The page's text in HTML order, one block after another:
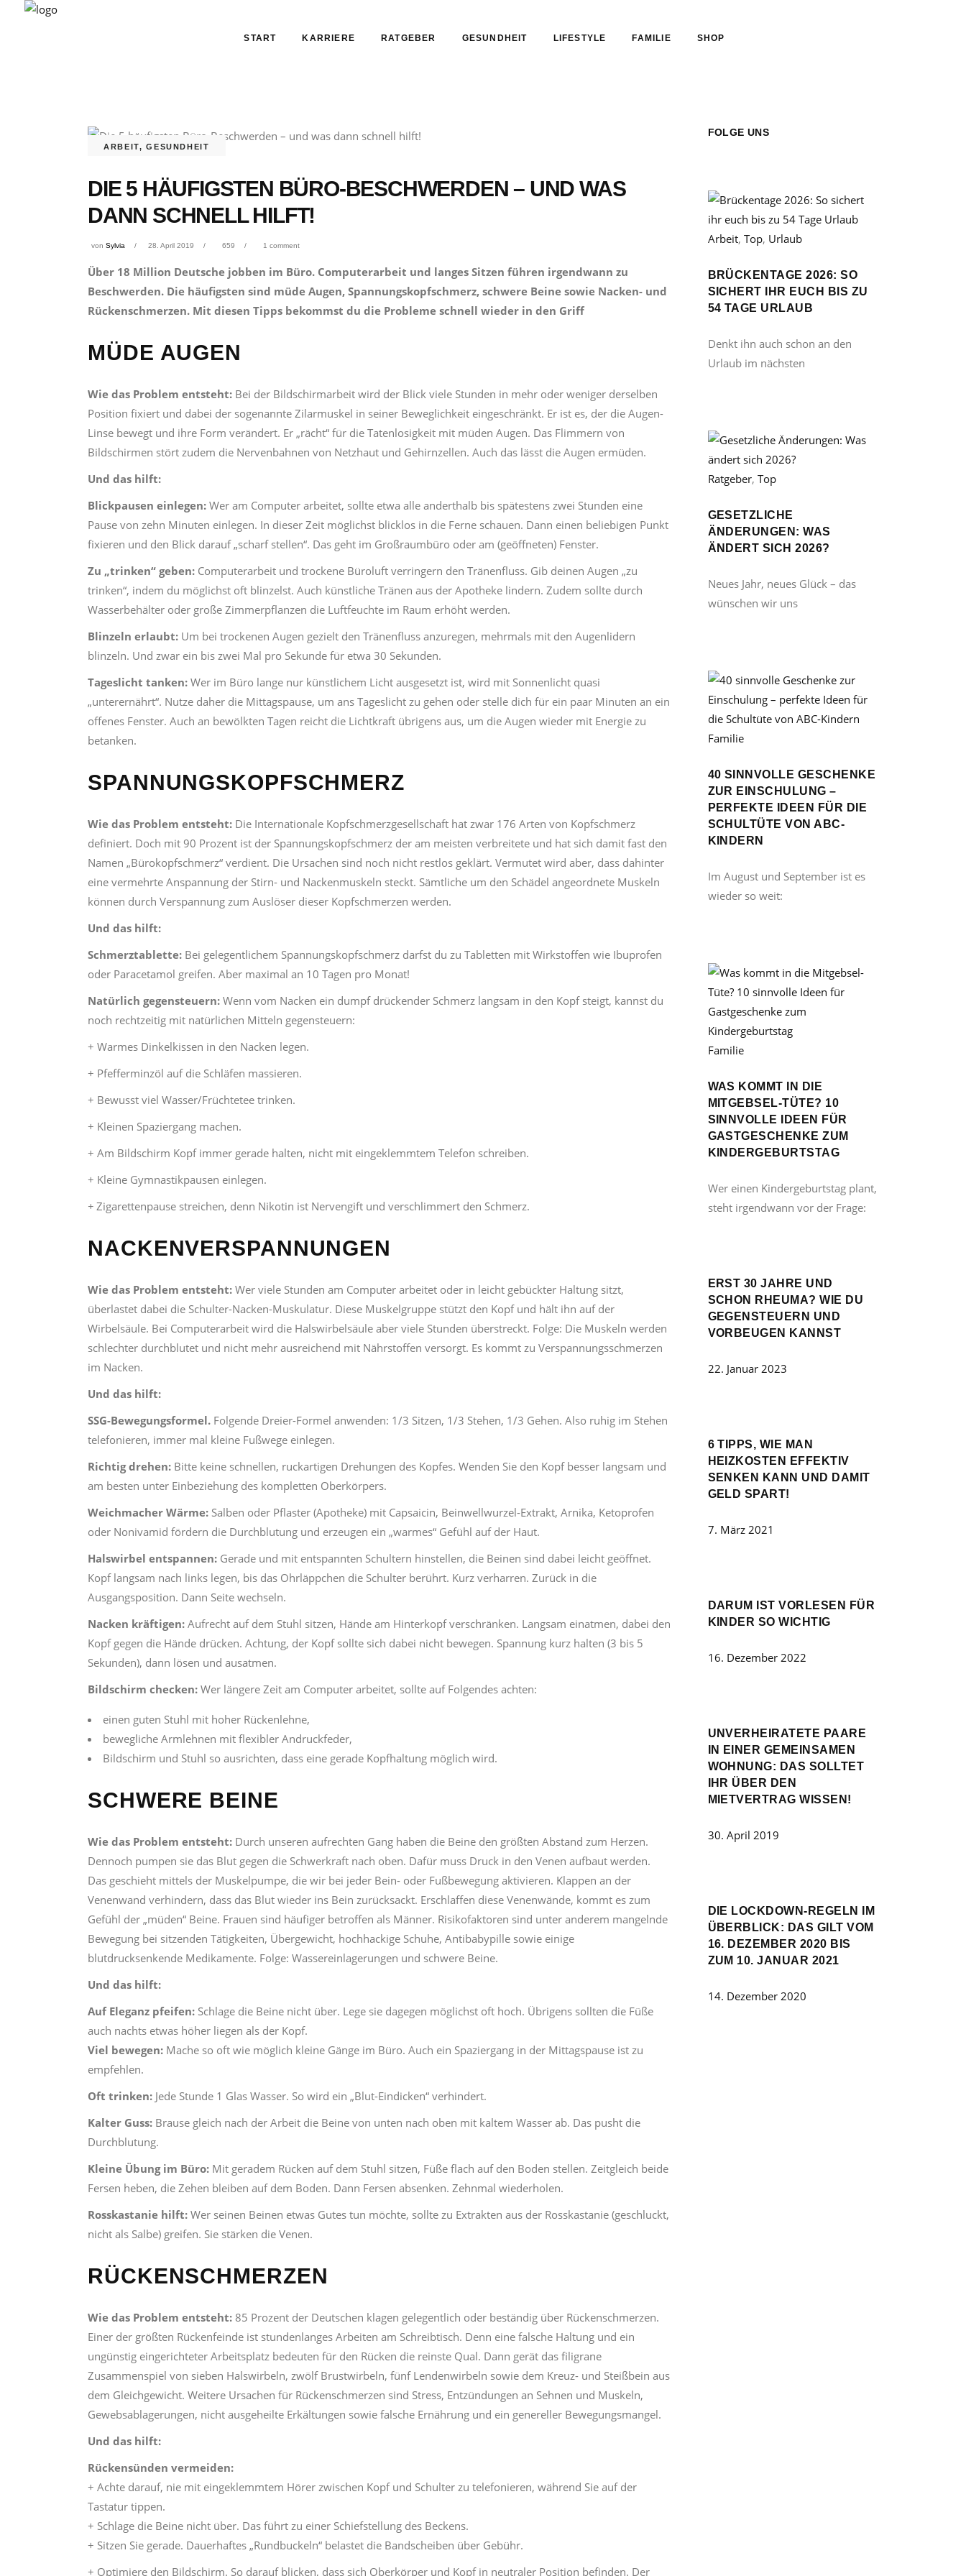
START KARRIERE RATGEBER GESUNDHEIT LIFESTYLE FAMILIE SHOP
ARBEIT,GESUNDHEIT
DIE 5 HÄUFIGSTEN BÜRO-BESCHWERDEN – UND WAS
DANN SCHNELL HILFT!
von Sylvia 28. April 2019 659 1 comment
Über 18 Million Deutsche jobben im Büro. Computerarbeit und langes Sitzen führen irgendwann zu
Beschwerden. Die häufigsten sind müde Augen, Spannungskopfschmerz, schwere Beine sowie Nacken- und
Rückenschmerzen. Mit diesen Tipps bekommst du die Probleme schnell wieder in den Griff
MÜDE AUGEN
Wie das Problem entsteht: Bei der Bildschirmarbeit wird der Blick viele Stunden in mehr oder weniger derselben
Position fixiert und dabei der sogenannte Zilarmuskel in seiner Beweglichkeit eingeschränkt. Er ist es, der die Augen-
Linse bewegt und ihre Form verändert. Er „rächt“ für die Tatenlosigkeit mit müden Augen. Das Flimmern von
Bildschirmen stört zudem die Nervenbahnen von Netzhaut und Gehirnzellen. Auch das lässt die Augen ermüden.
Und das hilft:
Blickpausen einlegen: Wer am Computer arbeitet, sollte etwa alle anderthalb bis spätestens zwei Stunden eine
Pause von zehn Minuten einlegen. In dieser Zeit möglichst blicklos in die Ferne schauen. Dann einen beliebigen Punkt
fixieren und den Blick darauf „scharf stellen“. Das geht im Großraumbüro oder am (geöffneten) Fenster.
Zu „trinken“ geben: Computerarbeit und trockene Büroluft verringern den Tränenfluss. Gib deinen Augen „zu
trinken“, indem du möglichst oft blinzelst. Auch künstliche Tränen aus der Apotheke lindern. Zudem sollte durch
Wasserbehälter oder große Zimmerpflanzen die Luftfeuchte im Raum erhöht werden.
Blinzeln erlaubt: Um bei trockenen Augen gezielt den Tränenfluss anzuregen, mehrmals mit den Augenlidern
blinzeln. Und zwar ein bis zwei Mal pro Sekunde für etwa 30 Sekunden.
Tageslicht tanken: Wer im Büro lange nur künstlichem Licht ausgesetzt ist, wird mit Sonnenlicht quasi
„unterernährt“. Nutze daher die Mittagspause, um ans Tageslicht zu gehen oder stelle dich für ein paar Minuten an ein
offenes Fenster. Auch an bewölkten Tagen reicht die Lichtkraft übrigens aus, um die Augen wieder mit Energie zu
betanken.
SPANNUNGSKOPFSCHMERZ
Wie das Problem entsteht: Die Internationale Kopfschmerzgesellschaft hat zwar 176 Arten von Kopfschmerz
definiert. Doch mit 90 Prozent ist der Spannungskopfschmerz der am meisten verbreitete und hat sich damit fast den
Namen „Bürokopfschmerz“ verdient. Die Ursachen sind noch nicht restlos geklärt. Vermutet wird aber, dass dahinter
eine vermehrte Anspannung der Stirn- und Nackenmuskeln steckt. Sämtliche um den Schädel angeordnete Muskeln
können durch Verspannung zum Auslöser dieser Kopfschmerzen werden.
Und das hilft:
Schmerztablette: Bei gelegentlichem Spannungskopfschmerz darfst du zu Tabletten mit Wirkstoffen wie Ibuprofen
oder Paracetamol greifen. Aber maximal an 10 Tagen pro Monat!
Natürlich gegensteuern: Wenn vom Nacken ein dumpf drückender Schmerz langsam in den Kopf steigt, kannst du
noch rechtzeitig mit natürlichen Mitteln gegensteuern:
+ Warmes Dinkelkissen in den Nacken legen.
+ Pfefferminzöl auf die Schläfen massieren.
+ Bewusst viel Wasser/Früchtetee trinken.
+ Kleinen Spaziergang machen.
+ Am Bildschirm Kopf immer gerade halten, nicht mit eingeklemmtem Telefon schreiben.
+ Kleine Gymnastikpausen einlegen.
+ Zigarettenpause streichen, denn Nikotin ist Nervengift und verschlimmert den Schmerz.
NACKENVERSPANNUNGEN
Wie das Problem entsteht: Wer viele Stunden am Computer arbeitet oder in leicht gebückter Haltung sitzt,
überlastet dabei die Schulter-Nacken-Muskulatur. Diese Muskelgruppe stützt den Kopf und hält ihn auf der
Wirbelsäule. Bei Computerarbeit wird die Halswirbelsäule aber viele Stunden überstreckt. Folge: Die Muskeln werden
schlechter durchblutet und nicht mehr ausreichend mit Nährstoffen versorgt. Es kommt zu Verspannungsschmerzen
im Nacken.
Und das hilft:
SSG-Bewegungsformel. Folgende Dreier-Formel anwenden: 1/3 Sitzen, 1/3 Stehen, 1/3 Gehen. Also ruhig im Stehen
telefonieren, immer mal kleine Fußwege einlegen.
Richtig drehen: Bitte keine schnellen, ruckartigen Drehungen des Kopfes. Wenden Sie den Kopf besser langsam und
am besten unter Einbeziehung des kompletten Oberkörpers.
Weichmacher Wärme: Salben oder Pflaster (Apotheke) mit Capsaicin, Beinwellwurzel-Extrakt, Arnika, Ketoprofen
oder Nonivamid fördern die Durchblutung und erzeugen ein „warmes“ Gefühl auf der Haut.
Halswirbel entspannen: Gerade und mit entspannten Schultern hinstellen, die Beinen sind dabei leicht geöffnet.
Kopf langsam nach links legen, bis das Ohrläppchen die Schulter berührt. Kurz verharren. Zurück in die
Ausgangsposition. Dann Seite wechseln.
Nacken kräftigen: Aufrecht auf dem Stuhl sitzen, Hände am Hinterkopf verschränken. Langsam einatmen, dabei den
Kopf gegen die Hände drücken. Achtung, der Kopf sollte sich dabei nicht bewegen. Spannung kurz halten (3 bis 5
Sekunden), dann lösen und ausatmen.
Bildschirm checken: Wer längere Zeit am Computer arbeitet, sollte auf Folgendes achten:
einen guten Stuhl mit hoher Rückenlehne,
bewegliche Armlehnen mit flexibler Andruckfeder,
Bildschirm und Stuhl so ausrichten, dass eine gerade Kopfhaltung möglich wird.
SCHWERE BEINE
Wie das Problem entsteht: Durch unseren aufrechten Gang haben die Beine den größten Abstand zum Herzen.
Dennoch pumpen sie das Blut gegen die Schwerkraft nach oben. Dafür muss Druck in den Venen aufbaut werden.
Das geschieht mittels der Muskelpumpe, die wir bei jeder Bein- oder Fußbewegung aktivieren. Klappen an der
Venenwand verhindern, dass das Blut wieder ins Bein zurücksackt. Erschlaffen diese Venenwände, kommt es zum
Gefühl der „müden“ Beine. Frauen sind häufiger betroffen als Männer. Risikofaktoren sind unter anderem mangelnde
Bewegung bei sitzenden Tätigkeiten, Übergewicht, hochhackige Schuhe, Antibabypille sowie einige
blutdrucksenkende Medikamente. Folge: Wassereinlagerungen und schwere Beine.
Und das hilft:
Auf Eleganz pfeifen: Schlage die Beine nicht über. Lege sie dagegen möglichst oft hoch. Übrigens sollten die Füße
auch nachts etwas höher liegen als der Kopf.
Viel bewegen: Mache so oft wie möglich kleine Gänge im Büro. Auch ein Spaziergang in der Mittagspause ist zu
empfehlen.
Oft trinken: Jede Stunde 1 Glas Wasser. So wird ein „Blut-Eindicken“ verhindert.
Kalter Guss: Brause gleich nach der Arbeit die Beine von unten nach oben mit kaltem Wasser ab. Das pusht die
Durchblutung.
Kleine Übung im Büro: Mit geradem Rücken auf dem Stuhl sitzen, Füße flach auf den Boden stellen. Zeitgleich beide
Fersen heben, die Zehen bleiben auf dem Boden. Dann Fersen absenken. Zehnmal wiederholen.
Rosskastanie hilft: Wer seinen Beinen etwas Gutes tun möchte, sollte zu Extrakten aus der Rosskastanie (geschluckt,
nicht als Salbe) greifen. Sie stärken die Venen.
RÜCKENSCHMERZEN
Wie das Problem entsteht: 85 Prozent der Deutschen klagen gelegentlich oder beständig über Rückenschmerzen.
Einer der größten Rückenfeinde ist stundenlanges Arbeiten am Schreibtisch. Denn eine falsche Haltung und ein
ungünstig eingerichteter Arbeitsplatz bedeuten für den Rücken die reinste Qual. Dann gerät das filigrane
Zusammenspiel von sieben Halswirbeln, zwölf Brustwirbeln, fünf Lendenwirbeln sowie dem Kreuz- und Steißbein aus
dem Gleichgewicht. Weitere Ursachen für Rückenschmerzen sind Stress, Entzündungen an Sehnen und Muskeln,
Gewebsablagerungen, nicht ausgeheilte Erkältungen sowie falsche Ernährung und ein genereller Bewegungsmangel.
Und das hilft:
Rückensünden vermeiden:
+ Achte darauf, nie mit eingeklemmtem Hörer zwischen Kopf und Schulter zu telefonieren, während Sie auf der
Tastatur tippen.
+ Schlage die Beine nicht über. Das führt zu einer Schiefstellung des Beckens.
+ Sitzen Sie gerade. Dauerhaftes „Rundbuckeln“ belastet die Bandscheiben über Gebühr.
+ Optimiere den Bildschirm. So darauf blicken, dass sich Oberkörper und Kopf in neutraler Position befinden. Der
FOLGE UNS
Arbeit, Top, Urlaub
BRÜCKENTAGE 2026: SO
SICHERT IHR EUCH BIS ZU
54 TAGE URLAUB
Denkt ihn auch schon an den
Urlaub im nächsten
Ratgeber, Top
GESETZLICHE
ÄNDERUNGEN: WAS
ÄNDERT SICH 2026?
Neues Jahr, neues Glück – das
wünschen wir uns
Familie
40 SINNVOLLE GESCHENKE
ZUR EINSCHULUNG –
PERFEKTE IDEEN FÜR DIE
SCHULTÜTE VON ABC-
KINDERN
Im August und September ist es
wieder so weit:
Familie
WAS KOMMT IN DIE
MITGEBSEL-TÜTE? 10
SINNVOLLE IDEEN FÜR
GASTGESCHENKE ZUM
KINDERGEBURTSTAG
Wer einen Kindergeburtstag plant,
steht irgendwann vor der Frage:
ERST 30 JAHRE UND
SCHON RHEUMA? WIE DU
GEGENSTEUERN UND
VORBEUGEN KANNST
22. Januar 2023
6 TIPPS, WIE MAN
HEIZKOSTEN EFFEKTIV
SENKEN KANN UND DAMIT
GELD SPART!
7. März 2021
DARUM IST VORLESEN FÜR
KINDER SO WICHTIG
16. Dezember 2022
UNVERHEIRATETE PAARE
IN EINER GEMEINSAMEN
WOHNUNG: DAS SOLLTET
IHR ÜBER DEN
MIETVERTRAG WISSEN!
30. April 2019
DIE LOCKDOWN-REGELN IM
ÜBERBLICK: DAS GILT VOM
16. DEZEMBER 2020 BIS
ZUM 10. JANUAR 2021
14. Dezember 2020